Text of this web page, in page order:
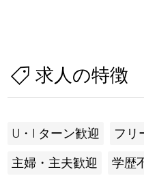
求人の特徴
U・I ターン歓迎 フリ
主婦・主夫歓迎 学歴